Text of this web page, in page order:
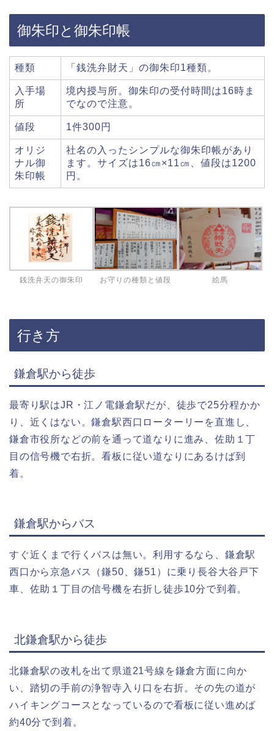
御朱印と御朱印帳
種類 「銭洗弁財天」の御朱印1種類。
入手場
所
境内授与所。御朱印の受付時間は16時ま
でなので注意。
値段 1件300円
オリジ
ナル御
朱印帳
社名の入ったシンプルな御朱印帳があり
ます。サイズは16㎝×11㎝、値段は1200
円。
銭洗弁天の御朱印 お守りの種類と値段 絵馬
行き方
鎌倉駅から徒歩
最寄り駅はJR・江ノ電鎌倉駅だが、徒歩で25分程かか
り、近くはない。鎌倉駅西口ローターリーを直進し、
鎌倉市役所などの前を通って道なりに進み、佐助１丁
目の信号機で右折。看板に従い道なりにあるけば到
着。
鎌倉駅からバス
すぐ近くまで行くバスは無い。利用するなら、鎌倉駅
西口から京急バス（鎌50、鎌51）に乗り長谷大谷戸下
車、佐助１丁目の信号機を右折し徒歩10分で到着。
北鎌倉駅から徒歩
北鎌倉駅の改札を出て県道21号線を鎌倉方面に向か
い、踏切の手前の浄智寺入り口を右折。その先の道が
ハイキングコースとなっているので看板に従い進めば
約40分で到着。